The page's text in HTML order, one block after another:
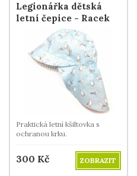
Legionářka dětská
letní čepice - Racek
Praktická letní kšiltovka s
ochranou krku.
300 Kč ZOBRAZIT